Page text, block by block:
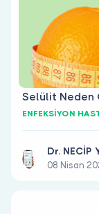
Selülit Neden
ENFEKSİYON
Dr. NECİP
08 Nisan